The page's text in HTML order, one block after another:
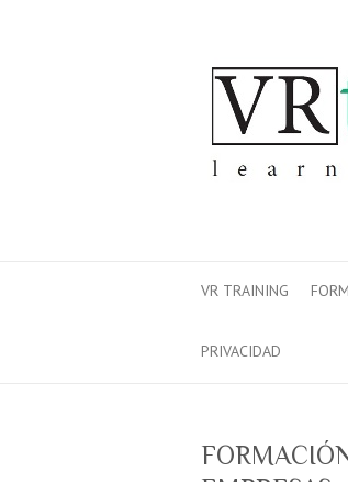
VR TRAINING
PRIVACIDAD